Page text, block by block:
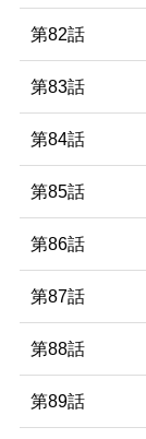
第82話
第83話
第84話
第85話
第86話
第87話
第88話
第89話